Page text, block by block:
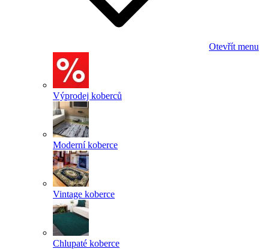
Otevřít menu
Výprodej koberců
Moderní koberce
Vintage koberce
Chlupaté koberce